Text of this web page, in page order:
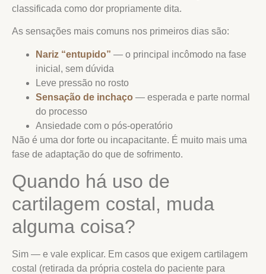
classificada como dor propriamente dita.
As sensações mais comuns nos primeiros dias são:
Nariz “entupido” — o principal incômodo na fase
inicial, sem dúvida
Leve pressão no rosto
Sensação de inchaço — esperada e parte normal
do processo
Ansiedade com o pós-operatório
Não é uma dor forte ou incapacitante. É muito mais uma
fase de adaptação do que de sofrimento.
Quando há uso de
cartilagem costal, muda
alguma coisa?
Sim — e vale explicar. Em casos que exigem cartilagem
costal (retirada da própria costela do paciente para